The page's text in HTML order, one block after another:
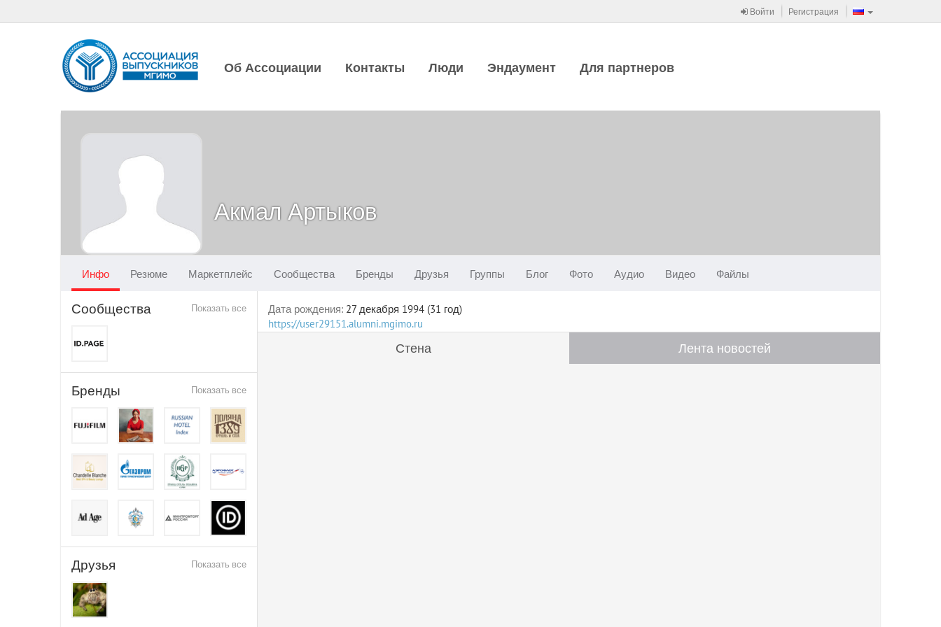
Войти Регистрация
Об Ассоциации Контакты Люди Эндаумент Для партнеров
Акмал Артыков
Инфо Резюме Маркетплейс Сообщества Бренды Друзья Группы Блог Фото Аудио Видео Файлы
Показать все
Сообщества
Показать все
Бренды
Показать все
Друзья
Дата рождения: 27 декабря 1994 (31 год)
https://user29151.alumni.mgimo.ru
Стена Лента новостей